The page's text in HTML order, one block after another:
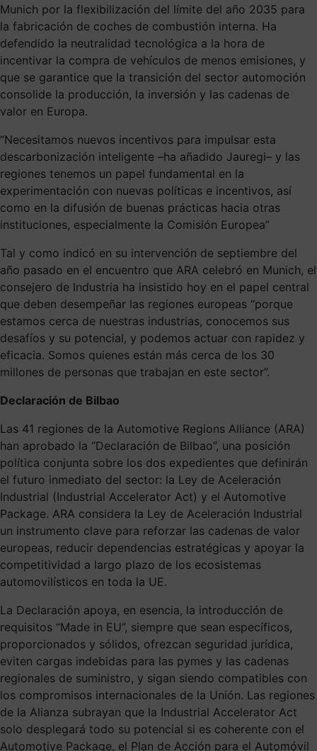
Munich por la flexibilización del límite del año 2035 para
la fabricación de coches de combustión interna. Ha
defendido la neutralidad tecnológica a la hora de
incentivar la compra de vehículos de menos emisiones, y
que se garantice que la transición del sector automoción
consolide la producción, la inversión y las cadenas de
valor en Europa.
“Necesitamos nuevos incentivos para impulsar esta
descarbonización inteligente –ha añadido Jauregi– y las
regiones tenemos un papel fundamental en la
experimentación con nuevas políticas e incentivos, así
como en la difusión de buenas prácticas hacia otras
instituciones, especialmente la Comisión Europea”
Tal y como indicó en su intervención de septiembre del
año pasado en el encuentro que ARA celebró en Munich, el
consejero de Industria ha insistido hoy en el papel central
que deben desempeñar las regiones europeas “porque
estamos cerca de nuestras industrias, conocemos sus
desafíos y su potencial, y podemos actuar con rapidez y
eficacia. Somos quienes están más cerca de los 30
millones de personas que trabajan en este sector”.
Declaración de Bilbao
Las 41 regiones de la Automotive Regions Alliance (ARA)
han aprobado la “Declaración de Bilbao”, una posición
política conjunta sobre los dos expedientes que definirán
el futuro inmediato del sector: la Ley de Aceleración
Industrial (Industrial Accelerator Act) y el Automotive
Package. ARA considera la Ley de Aceleración Industrial
un instrumento clave para reforzar las cadenas de valor
europeas, reducir dependencias estratégicas y apoyar la
competitividad a largo plazo de los ecosistemas
automovilísticos en toda la UE.
La Declaración apoya, en esencia, la introducción de
requisitos “Made in EU”, siempre que sean específicos,
proporcionados y sólidos, ofrezcan seguridad jurídica,
eviten cargas indebidas para las pymes y las cadenas
regionales de suministro, y sigan siendo compatibles con
los compromisos internacionales de la Unión. Las regiones
de la Alianza subrayan que la Industrial Accelerator Act
solo desplegará todo su potencial si es coherente con el
Automotive Package, el Plan de Acción para el Automóvil